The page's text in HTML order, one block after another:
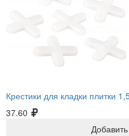
Крестики для кладки плитки
37.60